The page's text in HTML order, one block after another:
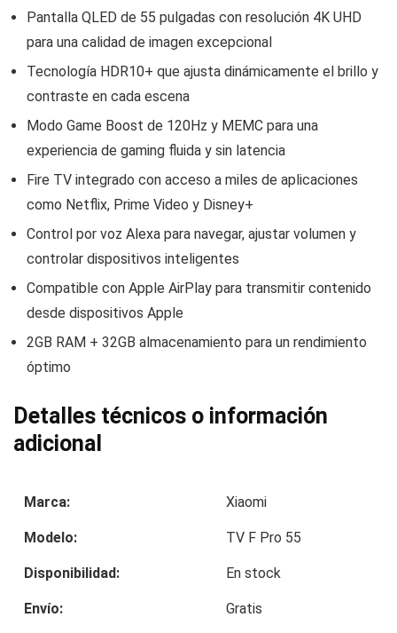
Pantalla QLED de 55 pulgadas con resolución 4K UHD
para una calidad de imagen excepcional
Tecnología HDR10+ que ajusta dinámicamente el brillo y
contraste en cada escena
Modo Game Boost de 120Hz y MEMC para una
experiencia de gaming fluida y sin latencia
Fire TV integrado con acceso a miles de aplicaciones
como Netflix, Prime Video y Disney+
Control por voz Alexa para navegar, ajustar volumen y
controlar dispositivos inteligentes
Compatible con Apple AirPlay para transmitir contenido
desde dispositivos Apple
2GB RAM + 32GB almacenamiento para un rendimiento
óptimo
Detalles técnicos o información
adicional
Marca: Xiaomi
Modelo: TV F Pro 55
Disponibilidad: En stock
Envío: Gratis